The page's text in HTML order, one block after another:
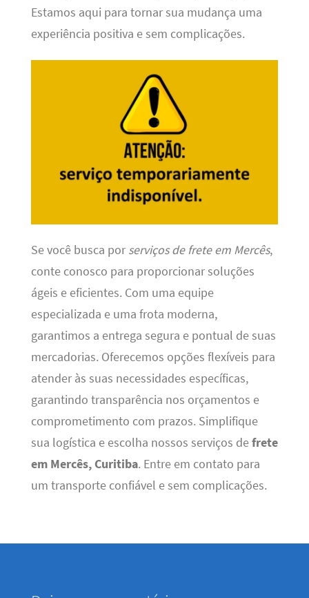
Estamos aqui para tornar sua mudança uma
experiência positiva e sem complicações.
Se você busca por serviços de frete em Mercês,
conte conosco para proporcionar soluções
ágeis e eficientes. Com uma equipe
especializada e uma frota moderna,
garantimos a entrega segura e pontual de suas
mercadorias. Oferecemos opções flexíveis para
atender às suas necessidades específicas,
garantindo transparência nos orçamentos e
comprometimento com prazos. Simplifique
sua logística e escolha nossos serviços defrete
em Mercês, Curitiba. Entre em contato para
um transporte confiável e sem complicações.